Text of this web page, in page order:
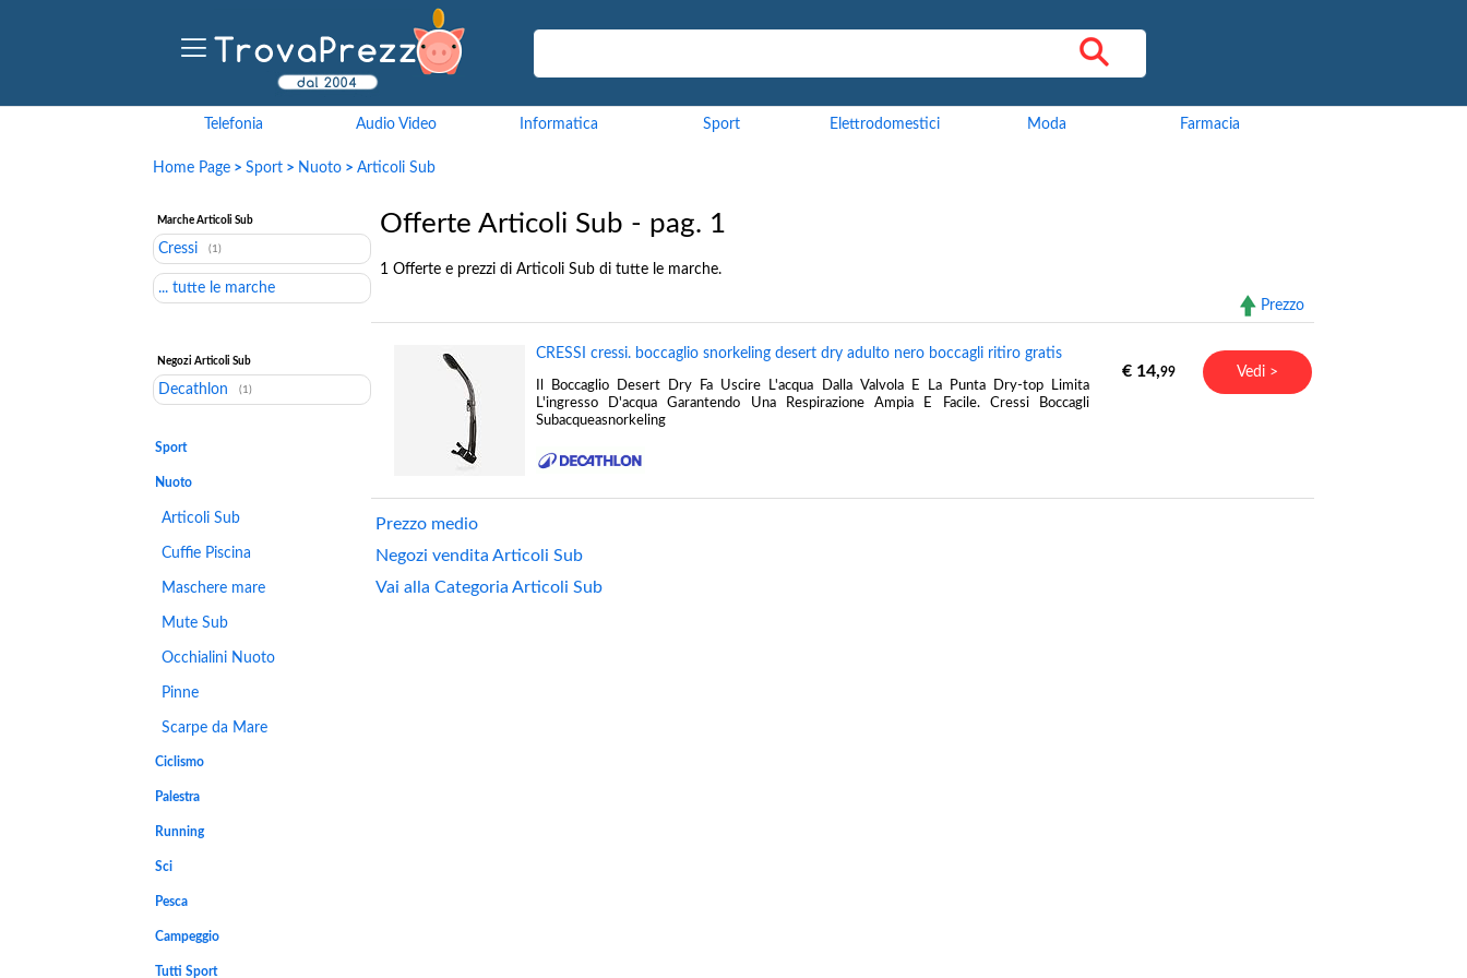
Telefonia Audio Video Informatica Sport Elettrodomestici Moda Farmacia
Home Page > Sport > Nuoto > Articoli Sub
Marche Articoli Sub
Cressi (1)
... tutte le marche
Negozi Articoli Sub
Decathlon (1)
Sport
Nuoto
Articoli Sub
Cuffie Piscina
Maschere mare
Mute Sub
Occhialini Nuoto
Pinne
Scarpe da Mare
Ciclismo
Palestra
Running
Sci
Pesca
Campeggio
Tutti Sport
Offerte Articoli Sub - pag. 1
1 Offerte e prezzi di Articoli Sub di tutte le marche.
Prezzo
CRESSI cressi. boccaglio snorkeling desert dry adulto nero boccagli ritiro gratis
Il Boccaglio Desert Dry Fa Uscire L'acqua Dalla Valvola E La Punta Dry-top Limita
L'ingresso D'acqua Garantendo Una Respirazione Ampia E Facile. Cressi Boccagli
Subacqueasnorkeling
€ 14,99 Vedi >
Prezzo medio
Negozi vendita Articoli Sub
Vai alla Categoria Articoli Sub